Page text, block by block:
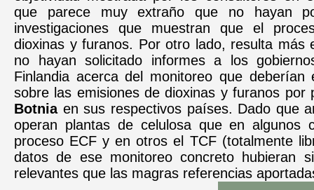
que parece muy extraño que no hayan
investigaciones que muestran que el
dioxinas y furanos. Por otro lado, resulta más
no hayan solicitado informes a los
Finlandia acerca del monitoreo que deberían
sobre las emisiones de dioxinas y furanos
Botniaen sus respectivos países. Dado que
operan plantas de celulosa que en algunos
proceso ECF y en otros el TCF (totalmente
datos de ese monitoreo concreto hubieran
relevantes que las magras referencias